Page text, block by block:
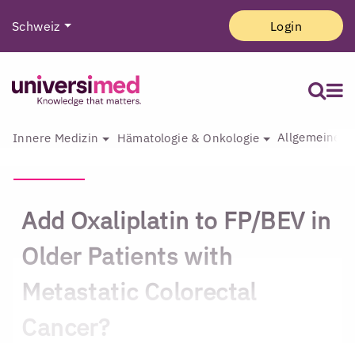
Schweiz Login
Innere Medizin Hämatologie & Onkologie Allgemeine
Add Oxaliplatin to FP/BEV in
Older Patients with
Metastatic Colorectal
Cancer?